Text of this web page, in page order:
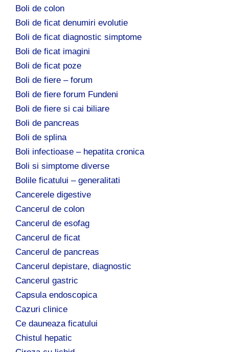
Boli de colon
Boli de ficat denumiri evolutie
Boli de ficat diagnostic simptome
Boli de ficat imagini
Boli de ficat poze
Boli de fiere – forum
Boli de fiere forum Fundeni
Boli de fiere si cai biliare
Boli de pancreas
Boli de splina
Boli infectioase – hepatita cronica
Boli si simptome diverse
Bolile ficatului – generalitati
Cancerele digestive
Cancerul de colon
Cancerul de esofag
Cancerul de ficat
Cancerul de pancreas
Cancerul depistare, diagnostic
Cancerul gastric
Capsula endoscopica
Cazuri clinice
Ce dauneaza ficatului
Chistul hepatic